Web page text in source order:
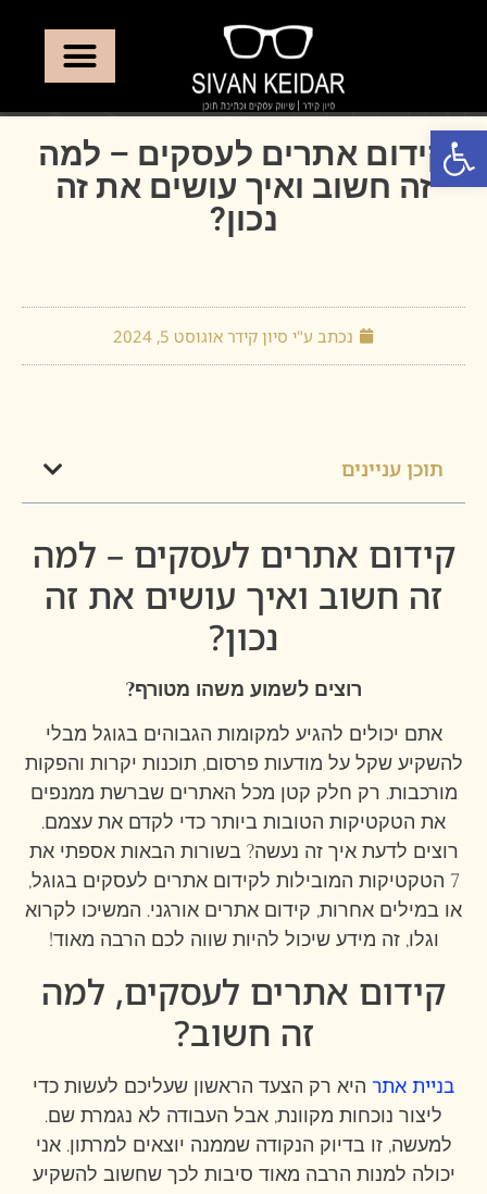
פתח סרגל נגישות
קידום אתרים לעסקים – למה
זה חשוב ואיך עושים את זה
נכון?
נכתב ע"י סיון קידר אוגוסט 5, 2024
תוכן עניינים
קידום אתרים לעסקים – למה
זה חשוב ואיך עושים את זה
נכון?
רוצים לשמוע משהו מטורף?
אתם יכולים להגיע למקומות הגבוהים בגוגל מבלי
להשקיע שקל על מודעות פרסום, תוכנות יקרות והפקות
מורכבות. רק חלק קטן מכל האתרים שברשת ממנפים
את הטקטיקות הטובות ביותר כדי לקדם את עצמם.
רוצים לדעת איך זה נעשה? בשורות הבאות אספתי את
7 הטקטיקות המובילות לקידום אתרים לעסקים בגוגל,
או במילים אחרות, קידום אתרים אורגני. המשיכו לקרוא
וגלו, זה מידע שיכול להיות שווה לכם הרבה מאוד!
קידום אתרים לעסקים, למה
זה חשוב?
בניית אתר היא רק הצעד הראשון שעליכם לעשות כדי
ליצור נוכחות מקוונת, אבל העבודה לא נגמרת שם.
למעשה, זו בדיוק הנקודה שממנה יוצאים למרתון. אני
יכולה למנות הרבה מאוד סיבות לכך שחשוב להשקיע